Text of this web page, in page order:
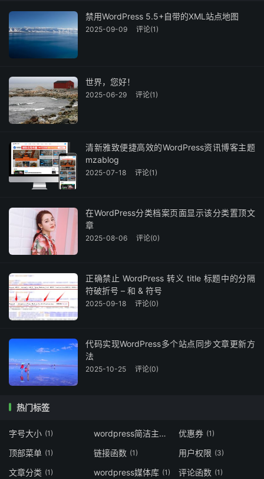
禁用WordPress 5.5+自带的XML站点地图
2025-09-09 评论(1)
世界，您好！
2025-06-29 评论(1)
清新雅致便捷高效的WordPress资讯博客主题
mzablog
2025-07-18 评论(1)
在WordPress分类档案页面显示该分类置顶文
章
2025-08-06 评论(0)
正确禁止 WordPress 转义 title 标题中的分隔
符破折号 – 和 & 符号
2025-09-18 评论(0)
代码实现WordPress多个站点同步文章更新方
法
2025-10-25 评论(0)
热门标签
字号大小 (1) wordpress简洁主题 (7)优惠券 (1)
顶部菜单 (1) 链接函数 (1) 用户权限 (3)
文章分类 (1) wordpress媒体库 (1) 评论函数 (1)